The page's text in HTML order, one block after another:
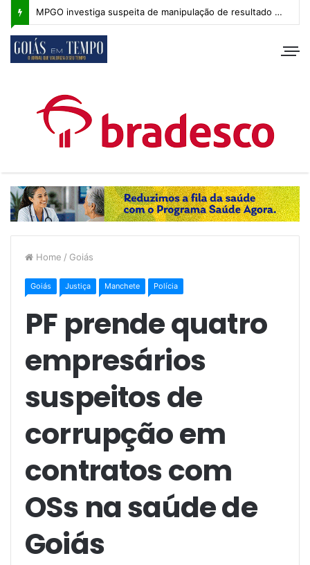
MPGO investiga suspeita de manipulação de resultado na Copa Goiás Sub-20
Home / Goiás
Goiás Justiça Manchete Polícia
PF prende quatro
empresários
suspeitos de
corrupção em
contratos com
OSs na saúde de
Goiás